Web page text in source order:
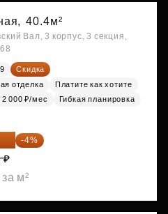
40.4м²
Вал, 3 корпус, 3 секция,
Скидка
отделка
Платите как хотите
2 000 ₽/мес
Гибкая планировка
₽ -4%
₽
м²